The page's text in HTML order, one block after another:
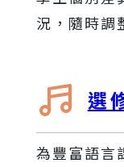
況，隨時調
選
為豐富語言